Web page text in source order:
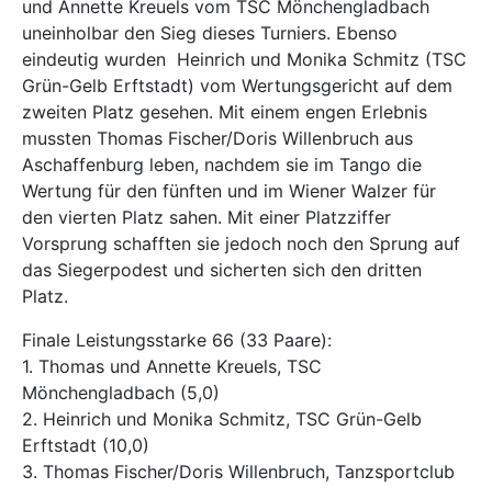
und Annette Kreuels vom TSC Mönchengladbach
uneinholbar den Sieg dieses Turniers. Ebenso
eindeutig wurden Heinrich und Monika Schmitz (TSC
Grün-Gelb Erftstadt) vom Wertungsgericht auf dem
zweiten Platz gesehen. Mit einem engen Erlebnis
mussten Thomas Fischer/Doris Willenbruch aus
Aschaffenburg leben, nachdem sie im Tango die
Wertung für den fünften und im Wiener Walzer für
den vierten Platz sahen. Mit einer Platzziffer
Vorsprung schafften sie jedoch noch den Sprung auf
das Siegerpodest und sicherten sich den dritten
Platz.
Finale Leistungsstarke 66 (33 Paare):
1. Thomas und Annette Kreuels, TSC
Mönchengladbach (5,0)
2. Heinrich und Monika Schmitz, TSC Grün-Gelb
Erftstadt (10,0)
3. Thomas Fischer/Doris Willenbruch, Tanzsportclub